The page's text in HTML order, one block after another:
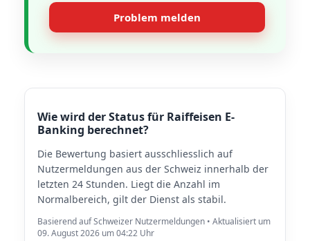
Problem melden
Wie wird der Status für Raiffeisen E-
Banking berechnet?
Die Bewertung basiert ausschliesslich auf
Nutzermeldungen aus der Schweiz innerhalb der
letzten 24 Stunden. Liegt die Anzahl im
Normalbereich, gilt der Dienst als stabil.
Basierend auf Schweizer Nutzermeldungen • Aktualisiert um
09. August 2026 um 04:22 Uhr